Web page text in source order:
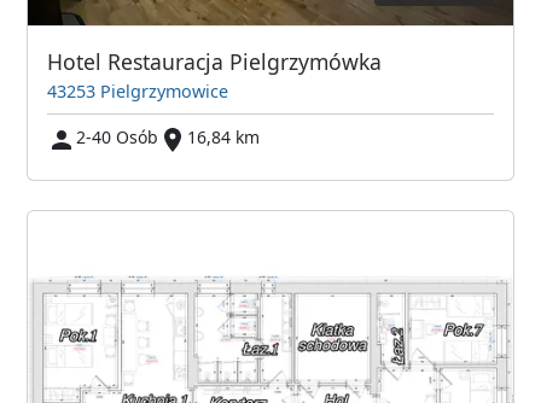
Hotel Restauracja Pielgrzymówka
43253 Pielgrzymowice
2-40 Osób
16,84 km